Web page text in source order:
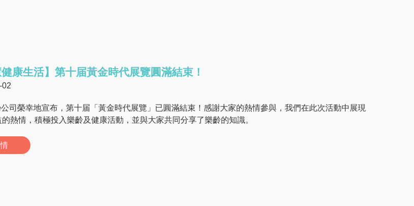
健康生活】第十届黃金時代展覽圓滿結束！
02
司榮幸地宣布，第十届「黃金時代展覽」已圓滿結束！感謝大家的熱情參與，我們在此次活動中展現
熱情，積極投入樂齡及健康活動，並與大家共同分享了樂齡的知識。